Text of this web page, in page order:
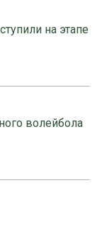
на этапе
волейбола